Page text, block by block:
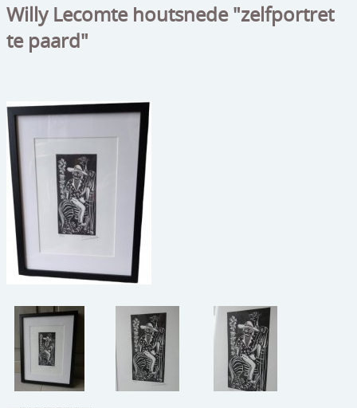
religie
beelden
reclamevoorwerpen/merken
curiosa
schilderijen
porselein/aardewerk
juwelen/horloges/brillen
medailles/munten/bankbiljetten
ets/tekening/litho/gravure
glaswerk
lamp/luchter
KLANT WORDEN / INLOGGEN
Willy Lecomte houtsnede "zelfportret
te paard"